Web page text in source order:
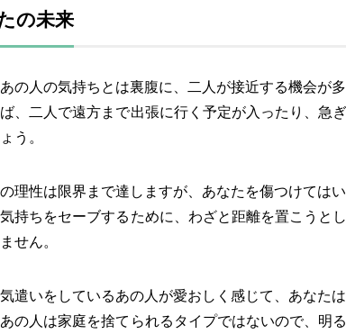
の未来
の人の気持ちとは裏腹に、二人が接近する機会が多
、二人で遠方まで出張に行く予定が入ったり、急
う。
理性は限界まで達しますが、あなたを傷つけては
持ちをセーブするために、わざと距離を置こうと
せん。
遣いをしているあの人が愛おしく感じて、あなた
の人は家庭を捨てられるタイプではないので、明